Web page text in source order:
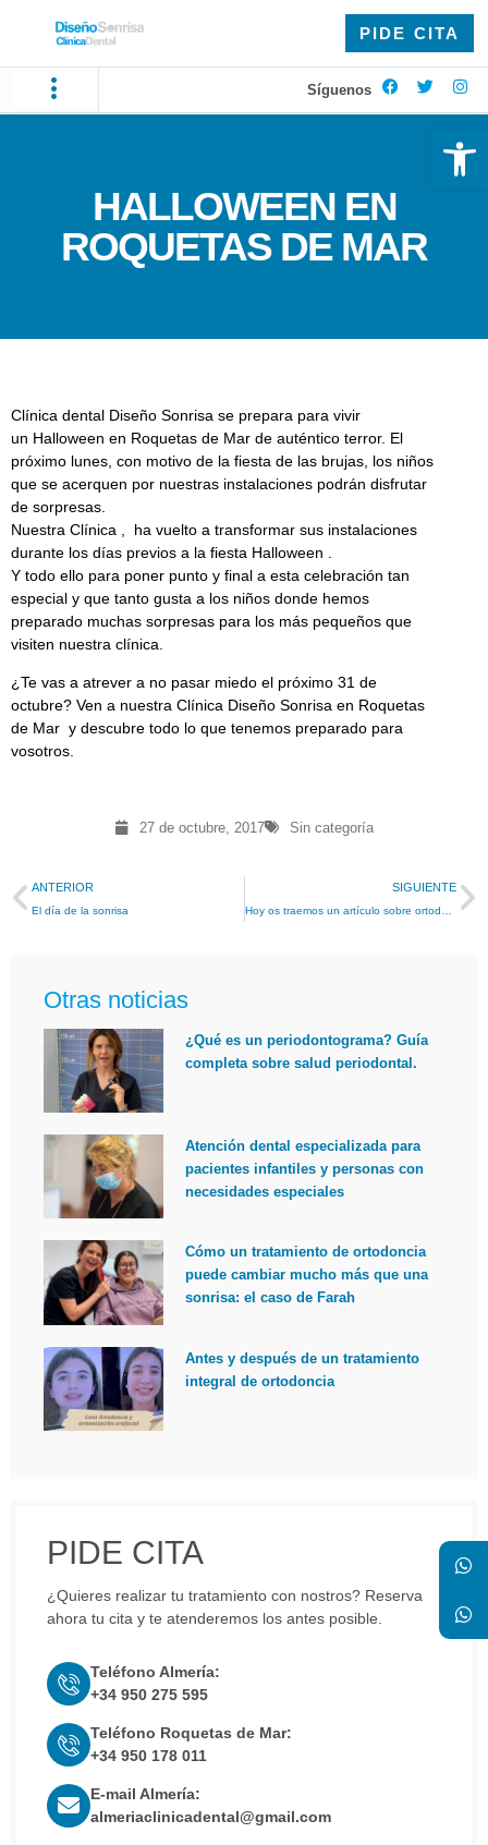
PIDE CITA
Síguenos
HALLOWEEN EN
ROQUETAS DE MAR
Clínica dental Diseño Sonrisa se prepara para vivir
un Halloween en Roquetas de Mar de auténtico terror. El
próximo lunes, con motivo de la fiesta de las brujas, los niños
que se acerquen por nuestras instalaciones podrán disfrutar
de sorpresas.
Nuestra Clínica , ha vuelto a transformar sus instalaciones
durante los días previos a la fiesta Halloween .
Y todo ello para poner punto y final a esta celebración tan
especial y que tanto gusta a los niños donde hemos
preparado muchas sorpresas para los más pequeños que
visiten nuestra clínica.
¿Te vas a atrever a no pasar miedo el próximo 31 de
octubre? Ven a nuestra Clínica Diseño Sonrisa en Roquetas
de Mar y descubre todo lo que tenemos preparado para
vosotros.
27 de octubre, 2017 Sin categoría
ANTERIOR
El día de la sonrisa
SIGUIENTE
Otras noticias
¿Qué es un periodontograma? Guía
completa sobre salud periodontal.
Atención dental especializada para
pacientes infantiles y personas con
necesidades especiales
Cómo un tratamiento de ortodoncia
puede cambiar mucho más que una
sonrisa: el caso de Farah
Antes y después de un tratamiento
integral de ortodoncia
PIDE CITA
¿Quieres realizar tu tratamiento con nostros? Reserva
ahora tu cita y te atenderemos los antes posible.
Teléfono Almería:
+34 950 275 595
Teléfono Roquetas de Mar:
+34 950 178 011
E-mail Almería:
almeriaclinicadental@gmail.com